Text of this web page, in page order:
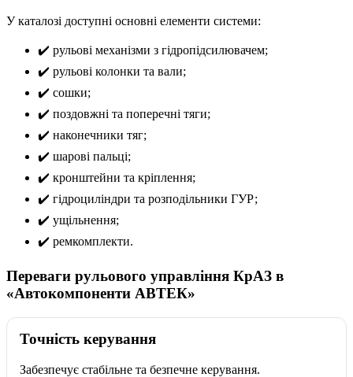
У каталозі доступні основні елементи системи:
✔️ рульові механізми з гідропідсилювачем;
✔️ рульові колонки та вали;
✔️ сошки;
✔️ поздовжні та поперечні тяги;
✔️ наконечники тяг;
✔️ шарові пальці;
✔️ кронштейни та кріплення;
✔️ гідроциліндри та розподільники ГУР;
✔️ ущільнення;
✔️ ремкомплекти.
Переваги рульового управління КрАЗ в
«Автокомпоненти АВТЕК»
Точність керування
Забезпечує стабільне та безпечне керування.